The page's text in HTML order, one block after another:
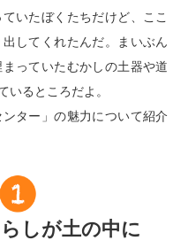
いたぼくたちだけど、ここ
してくれたんだ。まいぶん
っていたむかしの土器や道
いるところだよ。
ター」の魅力について紹介
しが土の中に